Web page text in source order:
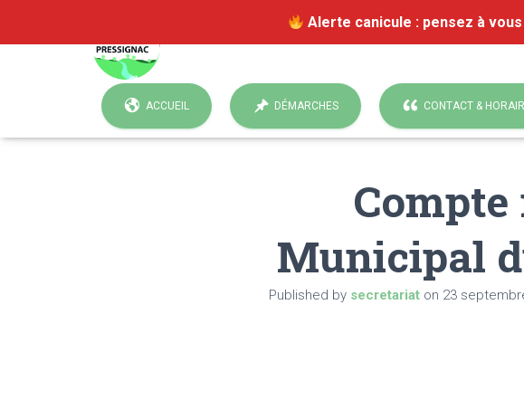
Alerte canicule : pensez à
ACCUEIL DÉMARCHES CONTACT &
Municipal
Published by secretariat on 23